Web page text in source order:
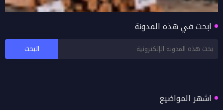
ضوابط الاحتطاب في سلطنة عُمان: تفاصيل بيان
هيئة البيئة وشروط الحصول على التصاريح
ابحث في هذه المدونة
اشهر المواضيع